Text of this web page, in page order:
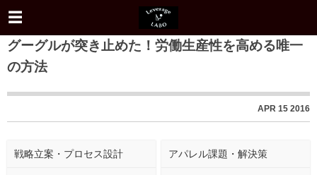
グーグルが突き止めた！労働生産性を高める唯一
の方法
APR 15 2016
戦略立案・プロセス設計 アパレル課題・解決策